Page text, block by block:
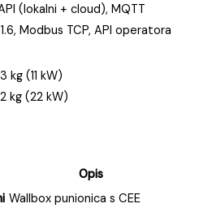
(lokalni + cloud), MQTT
Modbus TCP, API operatora
kg (11 kW)
kg (22 kW)
Opis
Wallbox punionica s CEE